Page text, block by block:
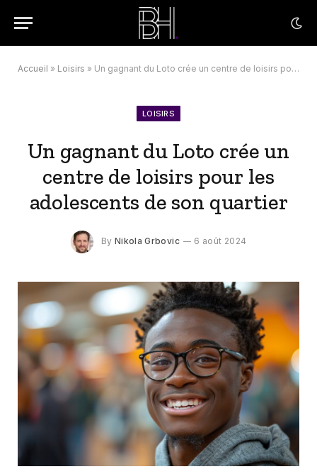
Accueil » Loisirs » Un gagnant du Loto crée un centre de loisirs pour les adolescents de son quartier
LOISIRS
Un gagnant du Loto crée un
centre de loisirs pour les
adolescents de son quartier
By Nikola Grbovic 6 août 2024